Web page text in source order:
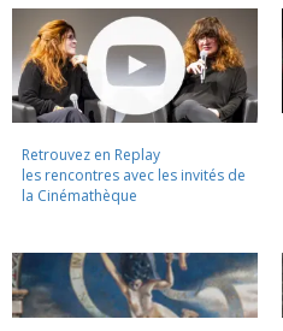
Retrouvez en Replay
les rencontres avec les invités de
la Cinémathèque